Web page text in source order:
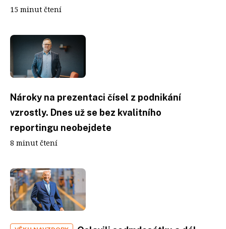
15 minut čtení
Nároky na prezentaci čísel z podnikání
vzrostly. Dnes už se bez kvalitního
reportingu neobejdete
8 minut čtení